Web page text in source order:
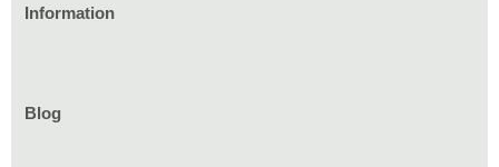
家づくりのイベント情報
Information
お知らせ一覧
Blog